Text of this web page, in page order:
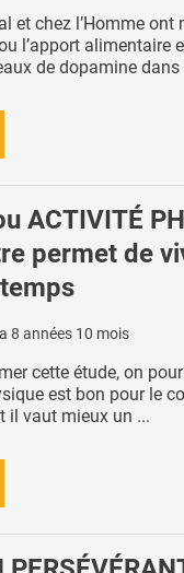
et chez l’Homme ont
l’apport alimentaire
de dopamine dans
ACTIVITÉ
permet de
8 années 10 mois
cette étude, on
est bon pour le
il vaut mieux un ...